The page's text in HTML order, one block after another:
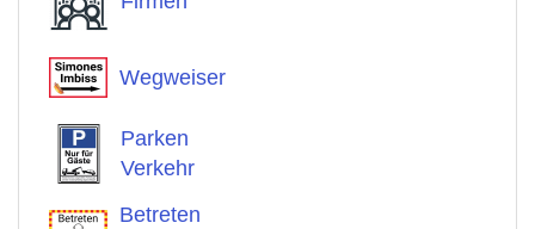
Wegweiser
Parken
Verkehr
Betreten